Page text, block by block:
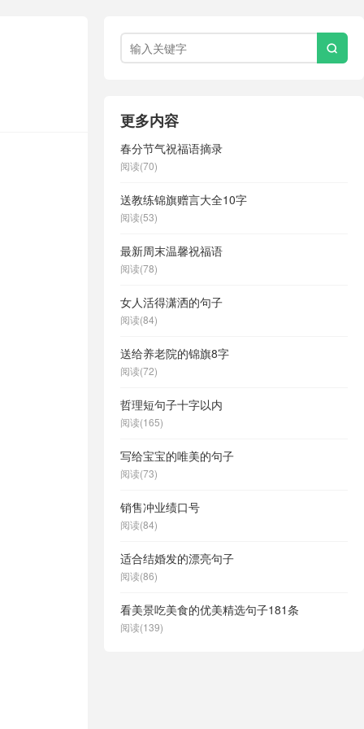

更多内容
春分节气祝福语摘录
阅读(70)
送教练锦旗赠言大全10字
阅读(53)
最新周末温馨祝福语
阅读(78)
女人活得潇洒的句子
阅读(84)
送给养老院的锦旗8字
阅读(72)
哲理短句子十字以内
阅读(165)
写给宝宝的唯美的句子
阅读(73)
销售冲业绩口号
阅读(84)
适合结婚发的漂亮句子
阅读(86)
看美景吃美食的优美精选句子181条
阅读(139)